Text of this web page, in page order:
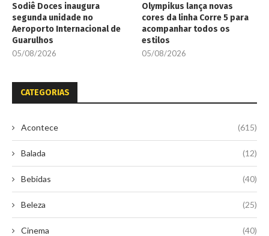
Sodiê Doces inaugura
segunda unidade no
Aeroporto Internacional de
Guarulhos
05/08/2026
Olympikus lança novas
cores da linha Corre 5 para
acompanhar todos os
estilos
05/08/2026
CATEGORIAS
Acontece (615)
Balada (12)
Bebidas (40)
Beleza (25)
Cinema (40)